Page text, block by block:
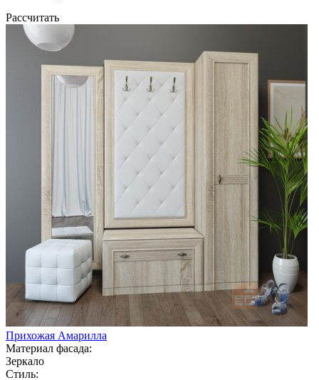
Рассчитать
Прихожая Амарилла
Материал фасада:
Зеркало
Стиль: